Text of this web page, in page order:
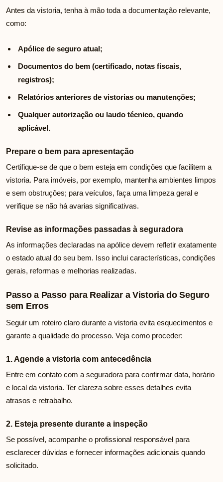
Antes da vistoria, tenha à mão toda a documentação relevante,
como:
Apólice de seguro atual;
Documentos do bem (certificado, notas fiscais,
registros);
Relatórios anteriores de vistorias ou manutenções;
Qualquer autorização ou laudo técnico, quando
aplicável.
Prepare o bem para apresentação
Certifique-se de que o bem esteja em condições que facilitem a
vistoria. Para imóveis, por exemplo, mantenha ambientes limpos
e sem obstruções; para veículos, faça uma limpeza geral e
verifique se não há avarias significativas.
Revise as informações passadas à seguradora
As informações declaradas na apólice devem refletir exatamente
o estado atual do seu bem. Isso inclui características, condições
gerais, reformas e melhorias realizadas.
Passo a Passo para Realizar a Vistoria do Seguro
sem Erros
Seguir um roteiro claro durante a vistoria evita esquecimentos e
garante a qualidade do processo. Veja como proceder:
1. Agende a vistoria com antecedência
Entre em contato com a seguradora para confirmar data, horário
e local da vistoria. Ter clareza sobre esses detalhes evita
atrasos e retrabalho.
2. Esteja presente durante a inspeção
Se possível, acompanhe o profissional responsável para
esclarecer dúvidas e fornecer informações adicionais quando
solicitado.